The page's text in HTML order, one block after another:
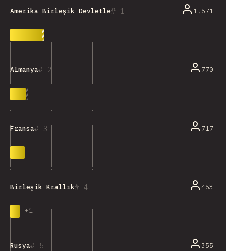
1
Amerika Birleşik Devletleri 1,671
2
Almanya 770
3
Fransa 717
4
Birleşik Krallık
+1
463
5
Rusya 355